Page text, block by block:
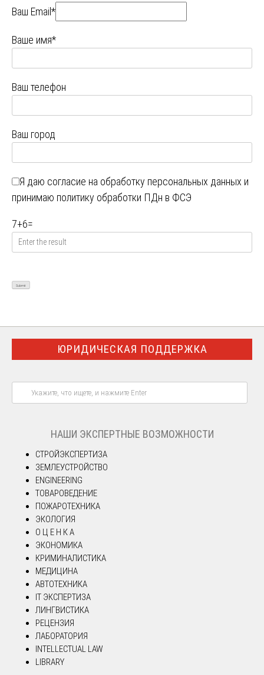
Ваш Email*
Ваше имя*
Ваш телефон
Ваш город
Я даю согласие на обработку персональных данных и
принимаю политику обработки ПДн в ФСЭ
7+6=
ЮРИДИЧЕСКАЯ ПОДДЕРЖКА
НАШИ ЭКСПЕРТНЫЕ ВОЗМОЖНОСТИ
СТРОЙЭКСПЕРТИЗА
ЗЕМЛЕУСТРОЙСТВО
ENGINEERING
ТОВАРОВЕДЕНИЕ
ПОЖАРОТЕХНИКА
ЭКОЛОГИЯ
О Ц Е Н К А
ЭКОНОМИКА
КРИМИНАЛИСТИКА
МЕДИЦИНА
АВТОТЕХНИКА
IT ЭКСПЕРТИЗА
ЛИНГВИСТИКА
РЕЦЕНЗИЯ
ЛАБОРАТОРИЯ
INTELLECTUAL LAW
LIBRARY